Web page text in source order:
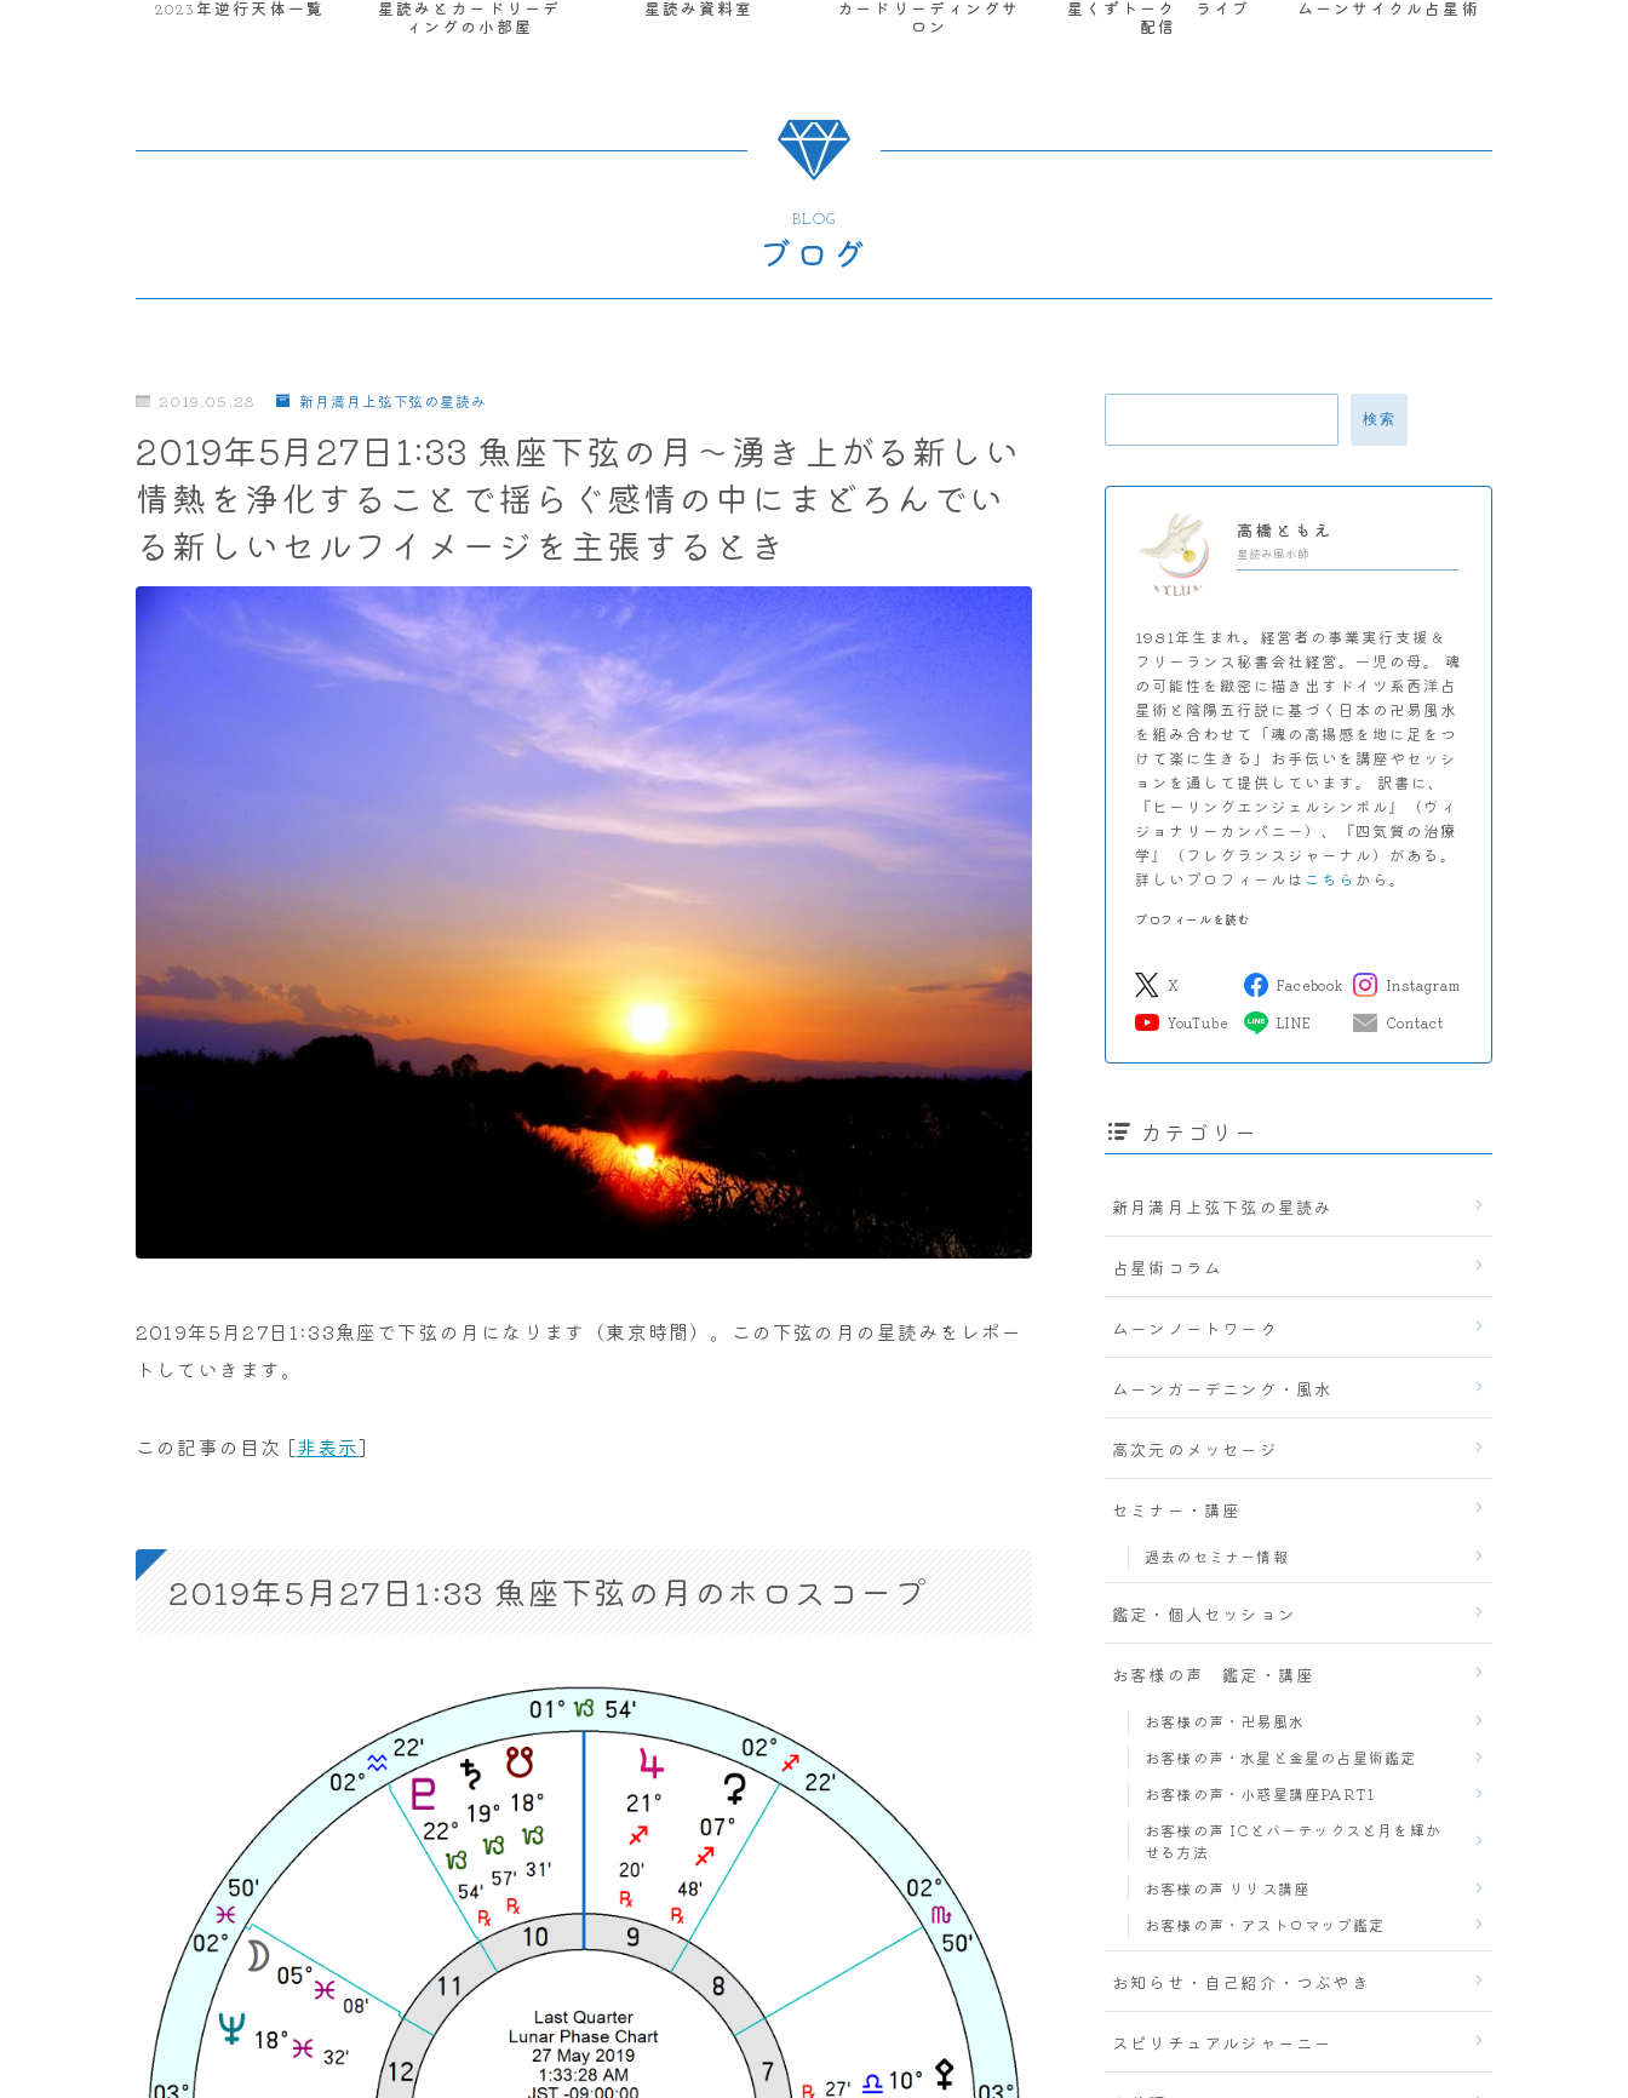
2023年逆行天体一覧
星読みとカードリーデ
ィングの小部屋
星読み資料室
カードリーディングサ
ロン
星くずトーク ライブ
配信
ムーンサイクル占星術
BLOG
ブログ
2019.05.28 新月満月上弦下弦の星読み
2019年5月27日1:33 魚座下弦の月～湧き上がる新しい
情熱を浄化することで揺らぐ感情の中にまどろんでい
る新しいセルフイメージを主張するとき
2019年5月27日1:33魚座で下弦の月になります（東京時間）。この下弦の月の星読みをレポー
トしていきます。
この記事の目次 [非表示]
2019年5月27日1:33 魚座下弦の月のホロスコープ
検索
高橋ともえ
星読み風水師
1981年生まれ。経営者の事業実行支援＆
フリーランス秘書会社経営。一児の母。 魂
の可能性を緻密に描き出すドイツ系西洋占
星術と陰陽五行説に基づく日本の卍易風水
を組み合わせて「魂の高揚感を地に足をつ
けて楽に生きる」お手伝いを講座やセッシ
ョンを通して提供しています。 訳書に、
『ヒーリングエンジェルシンボル』（ヴィ
ジョナリーカンパニー）、『四気質の治療
学』（フレグランスジャーナル）がある。
詳しいプロフィールは こちら から。
プロフィールを読む
X Facebook
Instagram
YouTube
LINE Contact
カテゴリー
新月満月上弦下弦の星読み
占星術コラム
ムーンノートワーク
ムーンガーデニング・風水
高次元のメッセージ
セミナー・講座
過去のセミナー情報
鑑定・個人セッション
お客様の声 鑑定・講座
お客様の声・卍易風水
お客様の声・水星と金星の占星術鑑定
お客様の声・小惑星講座PART1
お客様の声 ICとバーテックスと月を輝か
せる方法
お客様の声 リリス講座
お客様の声・アストロマップ鑑定
お知らせ・自己紹介・つぶやき
スピリチュアルジャーニー